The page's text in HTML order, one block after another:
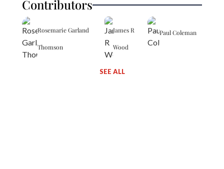
Contributors
Rosemarie Garland
Thomson
James R
Wood
Paul Coleman
SEE ALL